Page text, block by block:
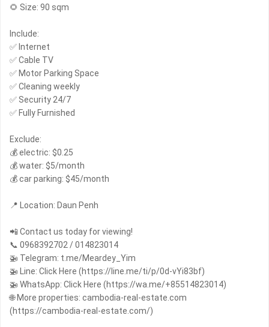
🌻 Size: 90 sqm
Include:
✅ Internet
✅ Cable TV
✅ Motor Parking Space
✅ Cleaning weekly
✅ Security 24/7
✅ Fully Furnished
Exclude:
💰 electric: $0.25
💰 water: $5/month
💰 car parking: $45/month
📍 Location: Daun Penh
📲 Contact us today for viewing!
📞 0968392702 / 014823014
🚁 Telegram: t.me/Meardey_Yim
🚁 Line: Click Here (https://line.me/ti/p/0d-vYi83bf)
🚁 WhatsApp: Click Here (https://wa.me/+85514823014)
🌐 More properties: cambodia-real-estate.com
(https://cambodia-real-estate.com/)